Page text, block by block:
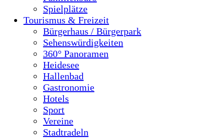
Spielplätze
Tourismus & Freizeit
Bürgerhaus / Bürgerpark
Sehenswürdigkeiten
360° Panoramen
Heidesee
Hallenbad
Gastronomie
Hotels
Sport
Vereine
Stadtradeln